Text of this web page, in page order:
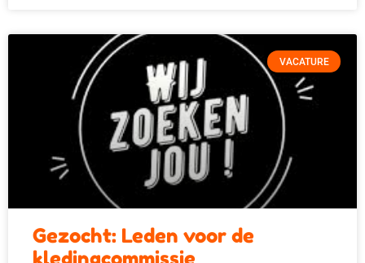
VACATURE
Gezocht: Leden voor de